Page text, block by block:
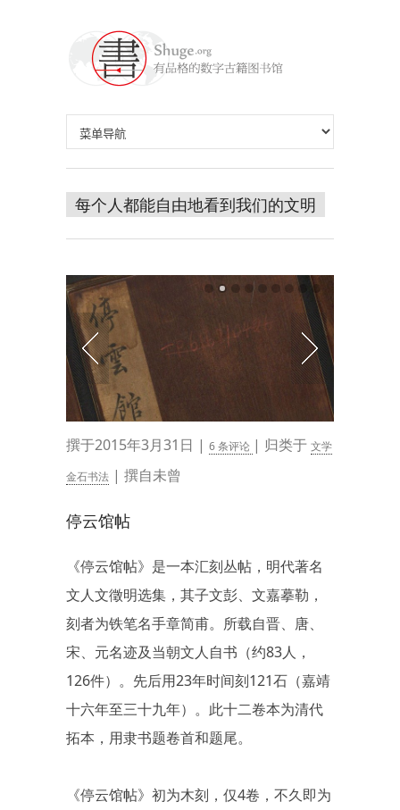
每个人都能自由地看到我们的文明
撰于2015年3月31日 | 6 条评论 | 归类于 文学
金石书法 | 撰自未曾
停云馆帖
《停云馆帖》是一本汇刻丛帖，明代著名
文人文徵明选集，其子文彭、文嘉摹勒，
刻者为铁笔名手章简甫。所载自晋、唐、
宋、元名迹及当朝文人自书（约83人，
126件）。先后用23年时间刻121石（嘉靖
十六年至三十九年）。此十二卷本为清代
拓本，用隶书题卷首和题尾。
《停云馆帖》初为木刻，仅4卷，不久即为